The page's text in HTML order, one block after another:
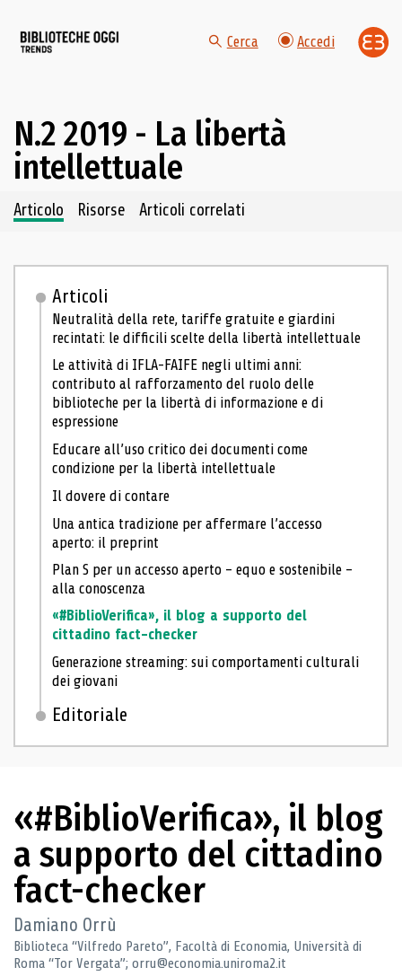
Cerca Accedi
N.2 2019 - La libertà
intellettuale
Navigazione dei contenuti del fascicolo
Articolo Risorse Articoli correlati
Articoli
Neutralità della rete, tariffe gratuite e giardini
recintati: le difficili scelte della libertà intellettuale
Le attività di IFLA-FAIFE negli ultimi anni:
contributo al rafforzamento del ruolo delle
biblioteche per la libertà di informazione e di
espressione
Educare all’uso critico dei documenti come
condizione per la libertà intellettuale
Il dovere di contare
Una antica tradizione per affermare l’accesso
aperto: il preprint
Plan S per un accesso aperto – equo e sostenibile –
alla conoscenza
«#BiblioVerifica», il blog a supporto del
cittadino fact-checker
Generazione streaming: sui comportamenti culturali
dei giovani
Editoriale
«#BiblioVerifica», il blog
a supporto del cittadino
fact-checker
Damiano Orrù
Biblioteca “Vilfredo Pareto”, Facoltà di Economia, Università di
Roma “Tor Vergata”; orru@economia.uniroma2.it